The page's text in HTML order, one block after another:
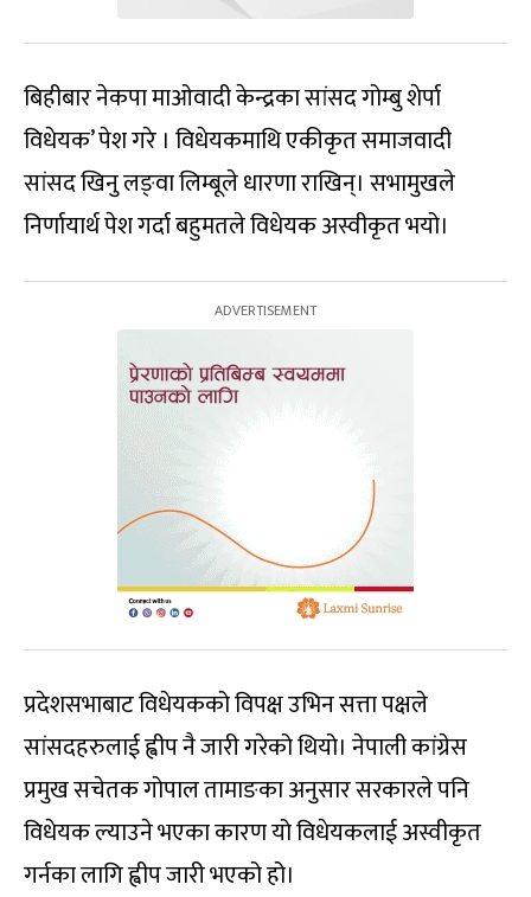
बिहीबार नेकपा माओवादी केन्द्रका सांसद गोम्बु शेर्पा
विधेयक’ पेश गरे । विधेयकमाथि एकीकृत समाजवादी
सांसद खिनु लङ्वा लिम्बूले धारणा राखिन्। सभामुखले
निर्णायार्थ पेश गर्दा बहुमतले विधेयक अस्वीकृत भयो।
प्रदेशसभाबाट विधेयकको विपक्ष उभिन सत्ता पक्षले
सांसदहरुलाई ह्वीप नै जारी गरेको थियो। नेपाली कांग्रेस
प्रमुख सचेतक गोपाल तामाङका अनुसार सरकारले पनि
विधेयक ल्याउने भएका कारण यो विधेयकलाई अस्वीकृत
गर्नका लागि ह्वीप जारी भएको हो।